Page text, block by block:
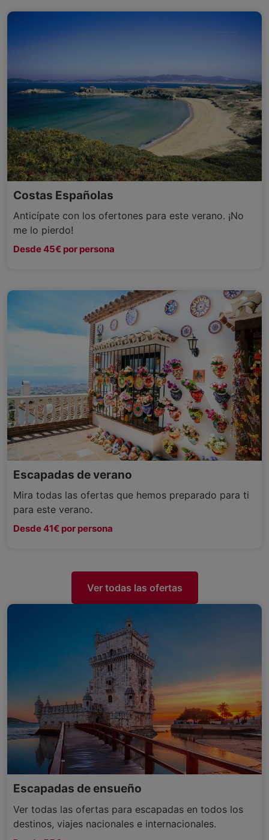
Costas Españolas
Anticípate con los ofertones para este verano. ¡No
me lo pierdo!
Desde 45€ por persona
Escapadas de verano
Mira todas las ofertas que hemos preparado para ti
para este verano.
Desde 41€ por persona
Ver todas las ofertas
Escapadas de ensueño
Ver todas las ofertas para escapadas en todos los
destinos, viajes nacionales e internacionales.